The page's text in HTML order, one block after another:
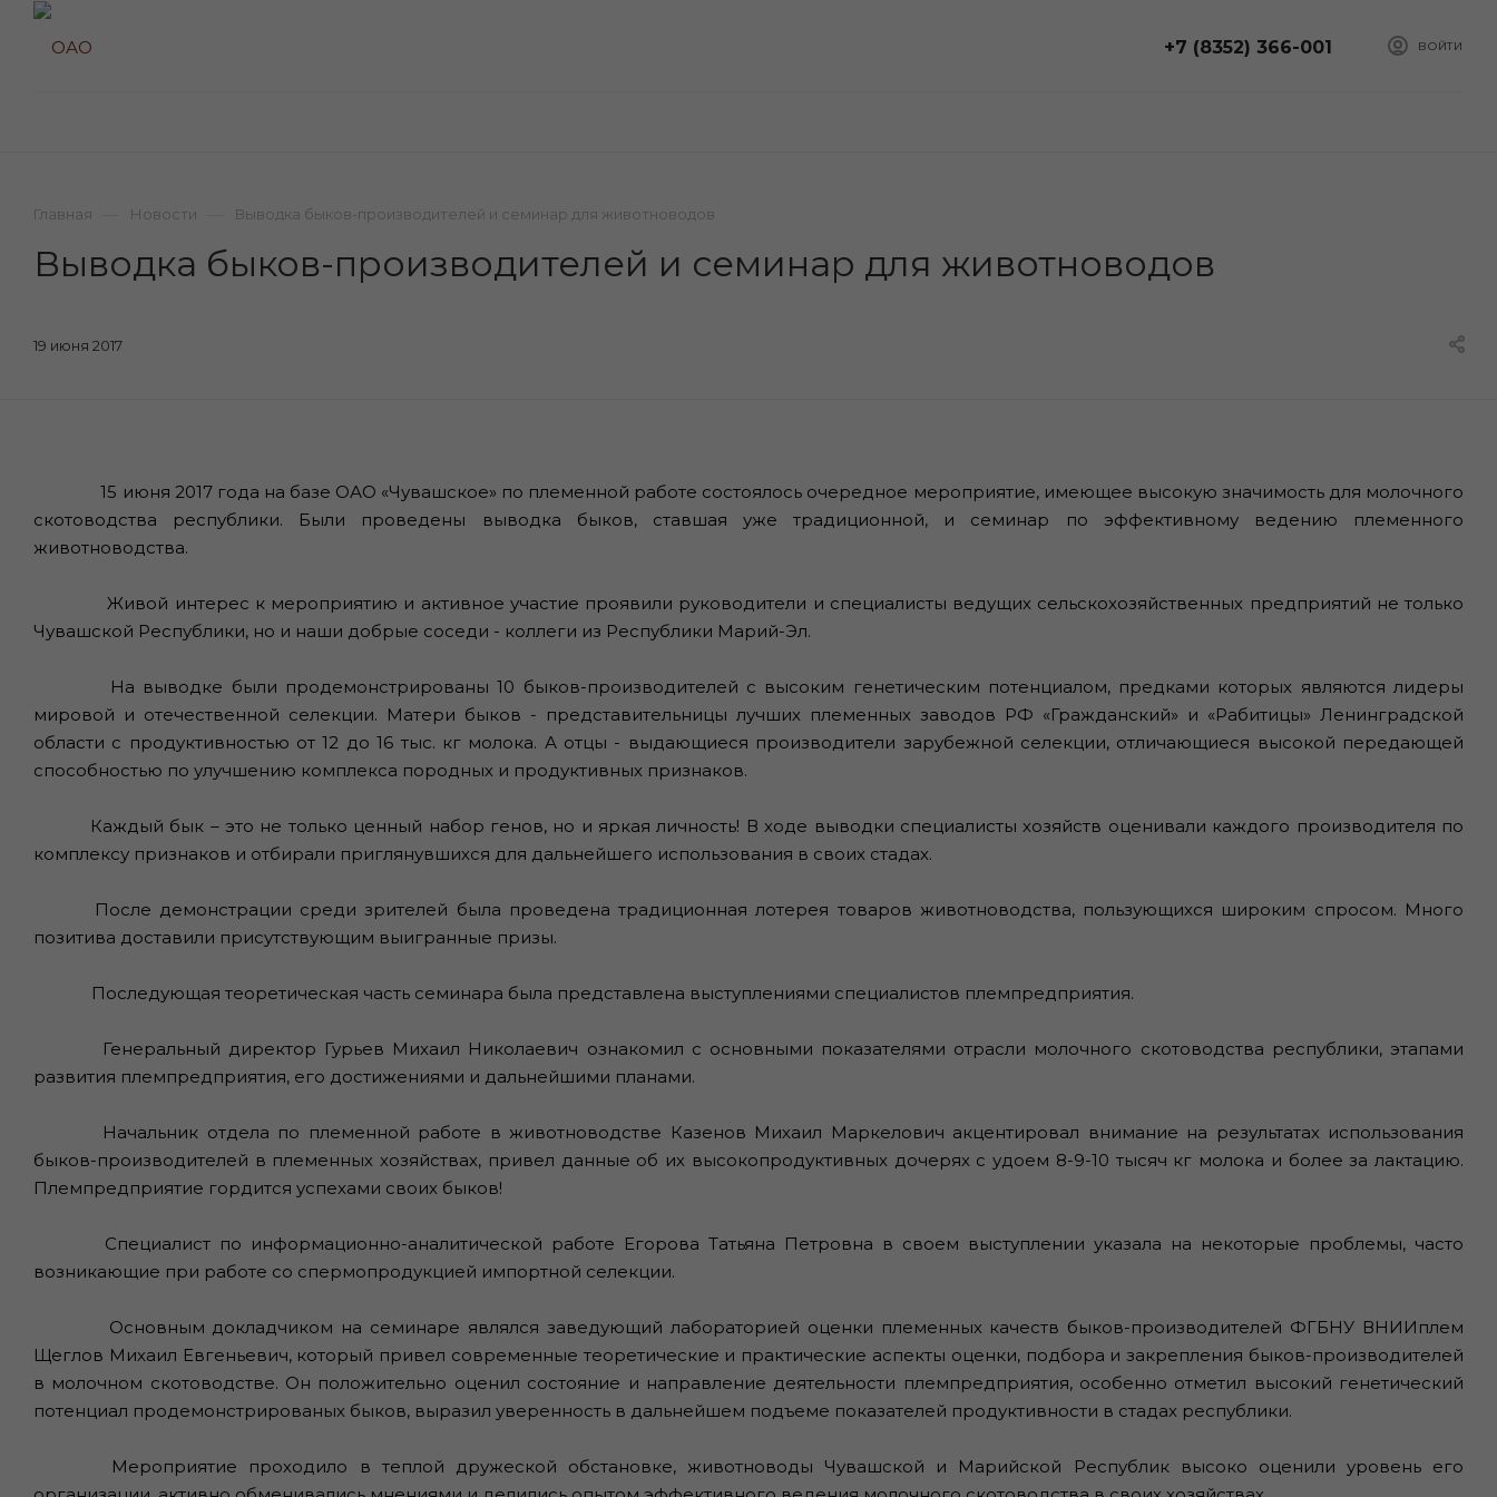
ВОЙТИ
+7 (8352) 366-001
Главная Новости Выводка быков-производителей и семинар для животноводов
Выводка быков-производителей и семинар для животноводов
19 июня 2017
15 июня 2017 года на базе ОАО «Чувашское» по племенной работе состоялось очередное мероприятие, имеющее высокую значимость для молочного
скотоводства республики. Были проведены выводка быков, ставшая уже традиционной, и семинар по эффективному ведению племенного
животноводства.
Живой интерес к мероприятию и активное участие проявили руководители и специалисты ведущих сельскохозяйственных предприятий не только
Чувашской Республики, но и наши добрые соседи - коллеги из Республики Марий-Эл.
На выводке были продемонстрированы 10 быков-производителей с высоким генетическим потенциалом, предками которых являются лидеры
мировой и отечественной селекции. Матери быков - представительницы лучших племенных заводов РФ «Гражданский» и «Рабитицы» Ленинградской
области с продуктивностью от 12 до 16 тыс. кг молока. А отцы - выдающиеся производители зарубежной селекции, отличающиеся высокой передающей
способностью по улучшению комплекса породных и продуктивных признаков.
Каждый бык – это не только ценный набор генов, но и яркая личность! В ходе выводки специалисты хозяйств оценивали каждого производителя по
комплексу признаков и отбирали приглянувшихся для дальнейшего использования в своих стадах.
После демонстрации среди зрителей была проведена традиционная лотерея товаров животноводства, пользующихся широким спросом. Много
позитива доставили присутствующим выигранные призы.
Последующая теоретическая часть семинара была представлена выступлениями специалистов племпредприятия.
Генеральный директор Гурьев Михаил Николаевич ознакомил с основными показателями отрасли молочного скотоводства республики, этапами
развития племпредприятия, его достижениями и дальнейшими планами.
Начальник отдела по племенной работе в животноводстве Казенов Михаил Маркелович акцентировал внимание на результатах использования
быков-производителей в племенных хозяйствах, привел данные об их высокопродуктивных дочерях с удоем 8-9-10 тысяч кг молока и более за лактацию.
Племпредприятие гордится успехами своих быков!
Специалист по информационно-аналитической работе Егорова Татьяна Петровна в своем выступлении указала на некоторые проблемы, часто
возникающие при работе со спермопродукцией импортной селекции.
Основным докладчиком на семинаре являлся заведующий лабораторией оценки племенных качеств быков-производителей ФГБНУ ВНИИплем
Щеглов Михаил Евгеньевич, который привел современные теоретические и практические аспекты оценки, подбора и закрепления быков-производителей
в молочном скотоводстве. Он положительно оценил состояние и направление деятельности племпредприятия, особенно отметил высокий генетический
потенциал продемонстрированых быков, выразил уверенность в дальнейшем подъеме показателей продуктивности в стадах республики.
Мероприятие проходило в теплой дружеской обстановке, животноводы Чувашской и Марийской Республик высоко оценили уровень его